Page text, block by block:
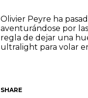
Olivier Peyre ha
aventurándose por
regla de dejar una
ultralight para volar
SHARE